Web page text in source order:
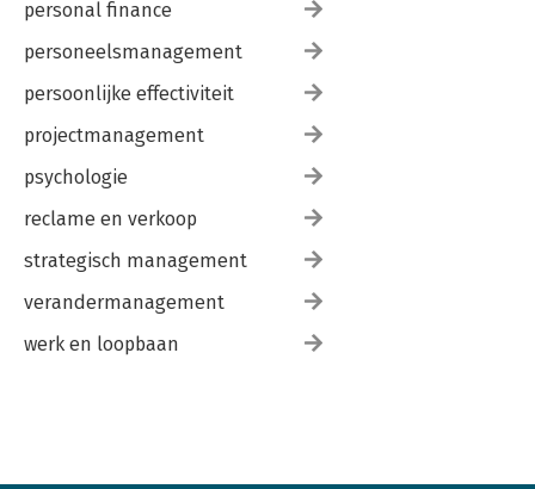
personal finance
personeelsmanagement
persoonlijke effectiviteit
projectmanagement
psychologie
reclame en verkoop
strategisch management
verandermanagement
werk en loopbaan